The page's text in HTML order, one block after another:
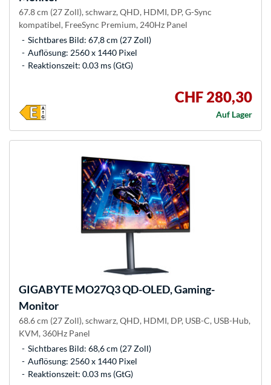
67.8 cm (27 Zoll), schwarz, QHD, HDMI, DP, G-Sync
kompatibel, FreeSync Premium, 240Hz Panel
Sichtbares Bild: 67,8 cm (27 Zoll)
Auflösung: 2560 x 1440 Pixel
Reaktionszeit: 0.03 ms (GtG)
CHF 280,30
Auf Lager
GIGABYTEMO27Q3 QD-OLED, Gaming-
Monitor
68.6 cm (27 Zoll), schwarz, QHD, HDMI, DP, USB-C, USB-Hub,
KVM, 360Hz Panel
Sichtbares Bild: 68,6 cm (27 Zoll)
Auflösung: 2560 x 1440 Pixel
Reaktionszeit: 0.03 ms (GtG)